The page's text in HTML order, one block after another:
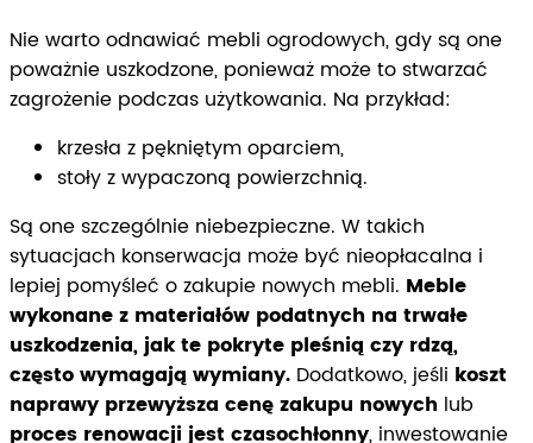
Nie warto odnawiać mebli ogrodowych, gdy są one
poważnie uszkodzone, ponieważ może to stwarzać
zagrożenie podczas użytkowania. Na przykład:
krzesła z pękniętym oparciem,
stoły z wypaczoną powierzchnią.
Są one szczególnie niebezpieczne. W takich
sytuacjach konserwacja może być nieopłacalna i
lepiej pomyśleć o zakupie nowych mebli. Meble
wykonane z materiałów podatnych na trwałe
uszkodzenia, jak te pokryte pleśnią czy rdzą,
często wymagają wymiany. Dodatkowo, jeśli koszt
naprawy przewyższa cenę zakupu nowych lub
proces renowacji jest czasochłonny, inwestowanie